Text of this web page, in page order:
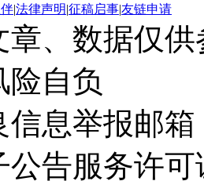
|法律声明|征稿启事|友链申请
章、数据仅
险自负
信息举报邮箱
服务许可